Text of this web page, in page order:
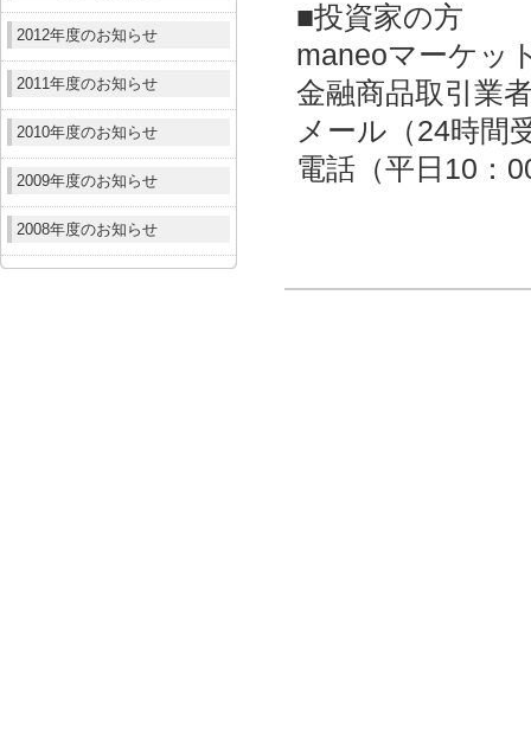
2012年度のお知らせ
2011年度のお知らせ
2010年度のお知らせ
2009年度のお知らせ
2008年度のお知らせ
■投資家の方
maneoマーケッ
金融商品取引業
メール（24時間
電話（平日10：